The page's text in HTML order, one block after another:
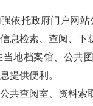
依托政府门户网
息检索、查阅、下
地档案馆、公共
提供便利。
共查阅室、资料